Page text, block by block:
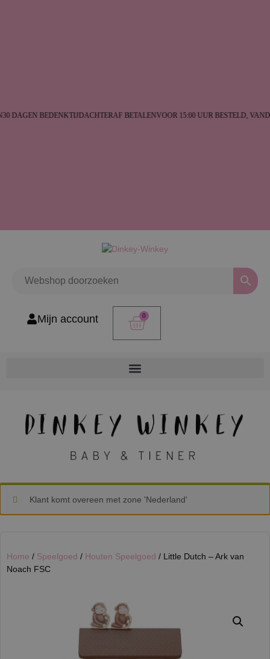
DAGEN BEDENKTIJDACHTERAF BETALENVOOR 15:00 UUR BESTELD,
Mijn account 0
Klant komt overeen met zone 'Nederland'
Home / Speelgoed / Houten Speelgoed / Little Dutch – Ark van
Noach FSC